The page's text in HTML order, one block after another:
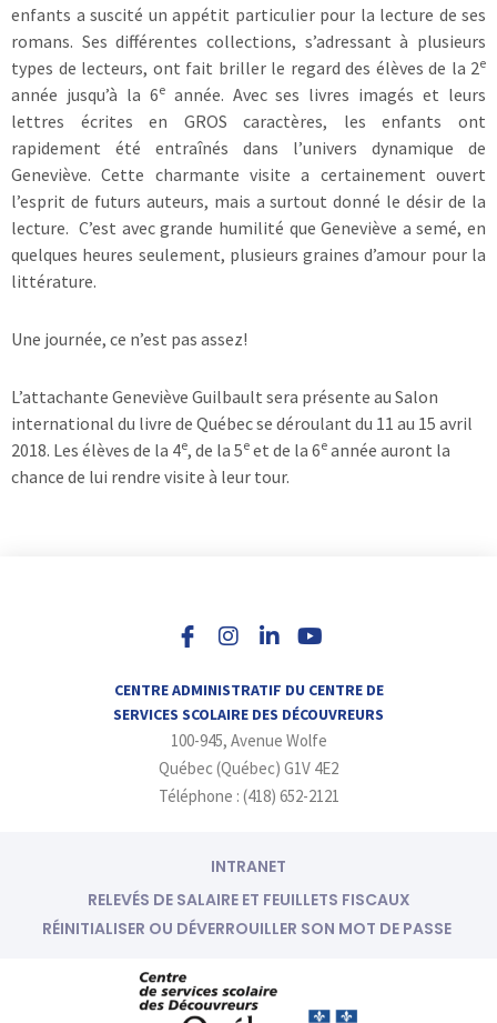
enfants a suscité un appétit particulier pour la lecture de ses
romans. Ses différentes collections, s’adressant à plusieurs
types de lecteurs, ont fait briller le regard des élèves de la 2e
année jusqu’à la 6eannée. Avec ses livres imagés et leurs
lettres écrites en GROS caractères, les enfants ont
rapidement été entraînés dans l’univers dynamique de
Geneviève. Cette charmante visite a certainement ouvert
l’esprit de futurs auteurs, mais a surtout donné le désir de la
lecture. C’est avec grande humilité que Geneviève a semé, en
quelques heures seulement, plusieurs graines d’amour pour la
littérature.
Une journée, ce n’est pas assez!
L’attachante Geneviève Guilbault sera présente au Salon
international du livre de Québec se déroulant du 11 au 15 avril
2018. Les élèves de la 4e, de la 5e et de la 6e année auront la
chance de lui rendre visite à leur tour.
s
g
r
a
m
n
d
i
n
-
i
n
u
b
e
CENTRE ADMINISTRATIF DU CENTRE DE
SERVICES SCOLAIRE DES DÉCOUVREURS
100-945, Avenue Wolfe
Québec (Québec) G1V 4E2
Téléphone : (418) 652-2121
INTRANET
RELEVÉS DE SALAIRE ET FEUILLETS FISCAUX
RÉINITIALISER OU DÉVERROUILLER SON MOT DE PASSE